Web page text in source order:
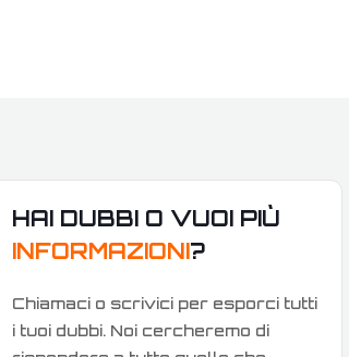
HAI DUBBI O VUOI PIÙ
INFORMAZIONI?
Chiamaci o scrivici per esporci tutti
i tuoi dubbi. Noi cercheremo di